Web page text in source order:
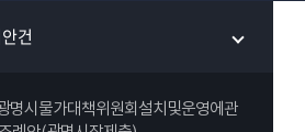
건
명시물가대책위원회설치및운영에관